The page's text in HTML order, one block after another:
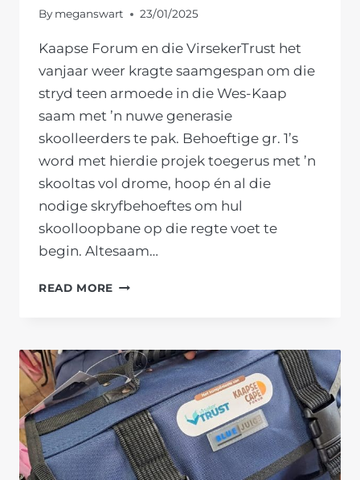
By meganswart 23/01/2025
Kaapse Forum en die VirsekerTrust het
vanjaar weer kragte saamgespan om die
stryd teen armoede in die Wes-Kaap
saam met ’n nuwe generasie
skoolleerders te pak. Behoeftige gr. 1’s
word met hierdie projek toegerus met ’n
skooltas vol drome, hoop én al die
nodige skryfbehoeftes om hul
skoolloopbane op die regte voet te
begin. Altesaam…
READ MORE KAAPSE
SKENK
SKRYFBEHOEFTES
AAN
C.L.
WILMOT
PRIMÊR
SE